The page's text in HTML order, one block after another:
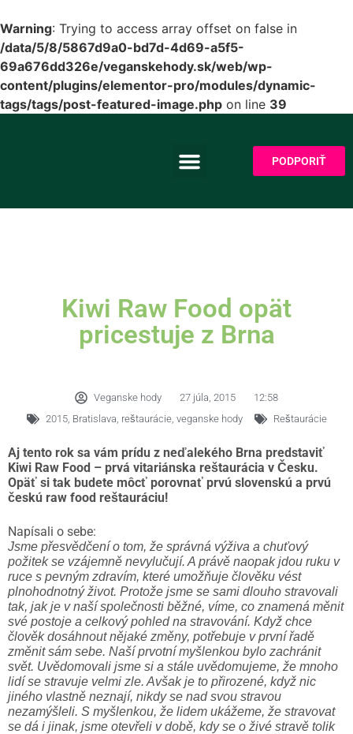
Warning: Trying to access array offset on false in
/data/5/8/5867d9a0-bd7d-4d69-a5f5-
69a676dd326e/veganskehody.sk/web/wp-
content/plugins/elementor-pro/modules/dynamic-
tags/tags/post-featured-image.php on line 39
PODPORIŤ
Kiwi Raw Food opät
pricestuje z Brna
Veganske hody 27 júla, 2015
12:58
2015, Bratislava, reštaurácie, veganske hody Reštaurácie
Aj tento rok sa vám prídu z neďalekého Brna predstaviť
Kiwi Raw Food – prvá vitariánska reštaurácia v Česku.
Opäť si tak budete môcť porovnať prvú slovenskú a prvú
českú raw food reštauráciu!
Napísali o sebe:
Jsme přesvědčení o tom, že správná výživa a chuťový
požitek se vzájemně nevylučují. A právě naopak jdou ruku v
ruce s pevným zdravím, které umožňuje člověku vést
plnohodnotný život. Protože jsme se sami dlouho stravovali
tak, jak je v naší společnosti běžné, víme, co znamená měnit
své postoje a celkový pohled na stravování. Když chce
člověk dosáhnout nějaké změny, potřebuje v první řadě
změnit sám sebe. Naší prvotní myšlenkou bylo zachránit
svět. Uvědomovali jsme si a stále uvědomujeme, že mnoho
lidí se stravuje velmi zle. Avšak je to přirozené, když nic
jiného vlastně neznají, nikdy se nad svou stravou
nezamýšleli. S myšlenkou, že lidem ukážeme, že stravovat
se dá i jinak, jsme otevřeli v době, kdy se o živé stravě tolik